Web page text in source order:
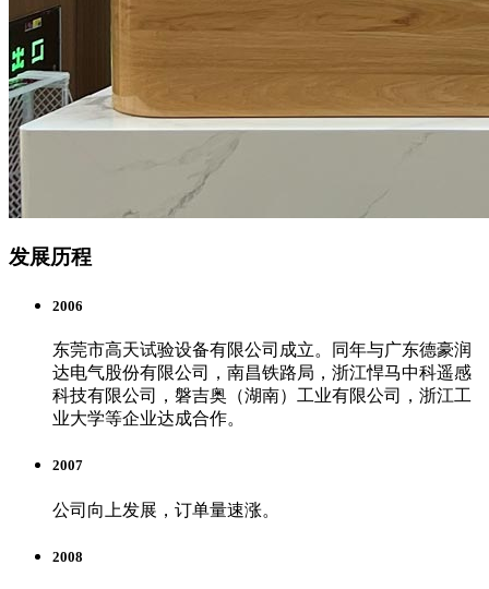
发展历程
2006
东莞市高天试验设备有限公司成立。同年与广东德豪润
达电气股份有限公司，南昌铁路局，浙江悍马中科遥感
科技有限公司，磐吉奥（湖南）工业有限公司，浙江工
业大学等企业达成合作。
2007
公司向上发展，订单量速涨。
2008